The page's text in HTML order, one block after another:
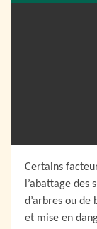
Certains
l’abattage des
d’arbres ou de
et mise en